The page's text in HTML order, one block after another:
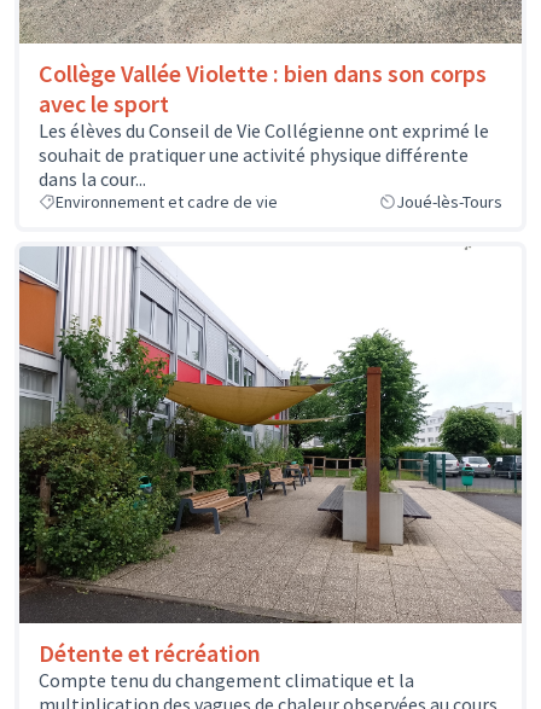
Collège Vallée Violette : bien dans son corps
avec le sport
Les élèves du Conseil de Vie Collégienne ont exprimé le
souhait de pratiquer une activité physique différente
dans la cour...
Environnement et cadre de vie Joué-lès-Tours
Détente et récréation
Compte tenu du changement climatique et la
multiplication des vagues de chaleur observées au cours